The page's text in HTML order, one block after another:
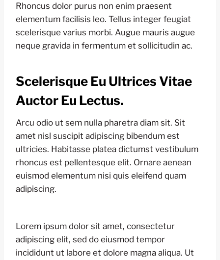
Rhoncus dolor purus non enim praesent
elementum facilisis leo. Tellus integer feugiat
scelerisque varius morbi. Augue mauris augue
neque gravida in fermentum et sollicitudin ac.
Scelerisque Eu Ultrices Vitae
Auctor Eu Lectus.
Arcu odio ut sem nulla pharetra diam sit. Sit
amet nisl suscipit adipiscing bibendum est
ultricies. Habitasse platea dictumst vestibulum
rhoncus est pellentesque elit. Ornare aenean
euismod elementum nisi quis eleifend quam
adipiscing.
Lorem ipsum dolor sit amet, consectetur
adipiscing elit, sed do eiusmod tempor
incididunt ut labore et dolore magna aliqua. Ut